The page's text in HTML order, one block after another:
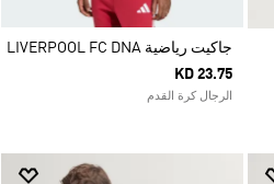
جاكيت رياضية LIVERPOOL FC DNA
KD 23.75
الرجال كرة القدم